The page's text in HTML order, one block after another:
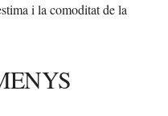
i la comoditat de la